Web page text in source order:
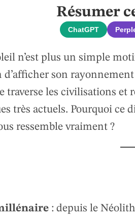
Résumer
ChatGPT
n’est plus un simple
son
traverse les civilisations et
très actuels. Pourquoi
ressemble vraiment ?
: depuis le